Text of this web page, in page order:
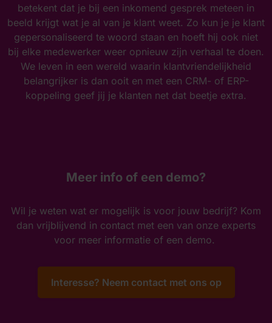
betekent dat je bij een inkomend gesprek meteen in
beeld krijgt wat je al van je klant weet. Zo kun je je klant
gepersonaliseerd te woord staan en hoeft hij ook niet
bij elke medewerker weer opnieuw zijn verhaal te doen.
We leven in een wereld waarin klantvriendelijkheid
belangrijker is dan ooit en met een CRM- of ERP-
koppeling geef jij je klanten net dat beetje extra.
Meer info of een demo?
Wil je weten wat er mogelijk is voor jouw bedrijf? Kom
dan vrijblijvend in contact met een van onze experts
voor meer informatie of een demo.
Interesse? Neem contact met ons op